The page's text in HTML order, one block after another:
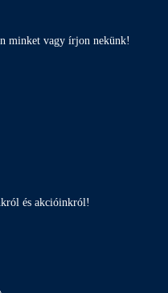
minket vagy írjon nekünk!
és akcióinkról!